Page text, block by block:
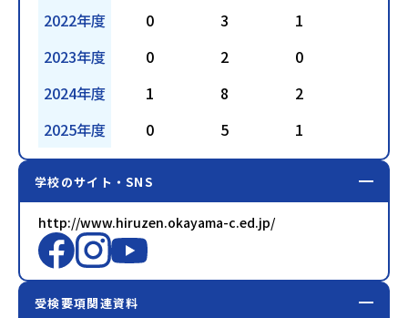
2022年度
0 3 1
2023年度
0 2 0
2024年度
1 8 2
2025年度
0 5 1
学校のサイト・SNS
http://www.hiruzen.okayama-c.ed.jp/
受検要項関連資料